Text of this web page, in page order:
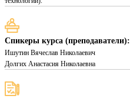
Спикеры курса (преподаватели):
Ишутин Вячеслав Николаевич
Долгих Анастасия Николаевна